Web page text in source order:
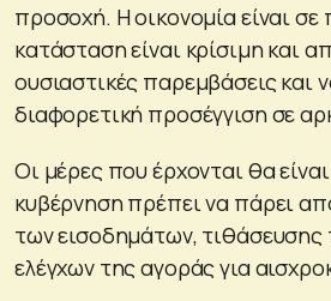
προσοχή. Η οικονομία είναι
κατάσταση είναι κρίσιμη και
ουσιαστικές παρεμβάσεις και
διαφορετική προσέγγιση σε
Οι μέρες που έρχονται θα
κυβέρνηση πρέπει να πάρει
των εισοδημάτων, τιθάσευσης
ελέγχων της αγοράς για